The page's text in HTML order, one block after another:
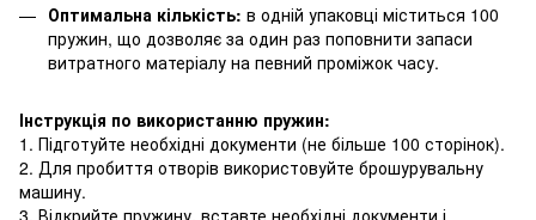
Оптимальна кількість: в одній упаковці міститься 100
пружин, що дозволяє за один раз поповнити запаси
витратного матеріалу на певний проміжок часу.
Інструкція по використанню пружин:
1. Підготуйте необхідні документи (не більше 100 сторінок).
2. Для пробиття отворів використовуйте брошурувальну
машину.